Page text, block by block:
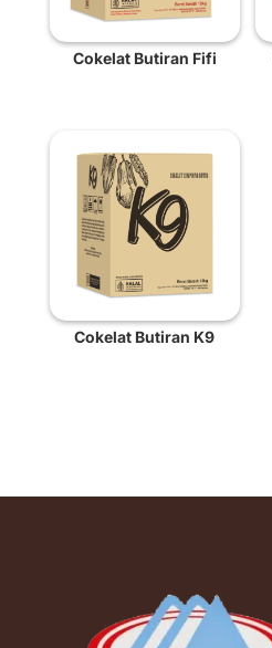
Cokelat Butiran Fifi
Cokelat Butiran K9